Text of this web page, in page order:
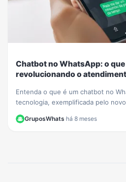
Chatbot no WhatsApp: o que
revolucionando o
Entenda o que é um chatbot no
tecnologia, exemplificada pelo
GruposWhats·há 8 meses